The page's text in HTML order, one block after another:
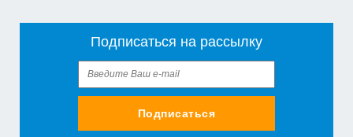
Подписаться на рассылку
Подписаться